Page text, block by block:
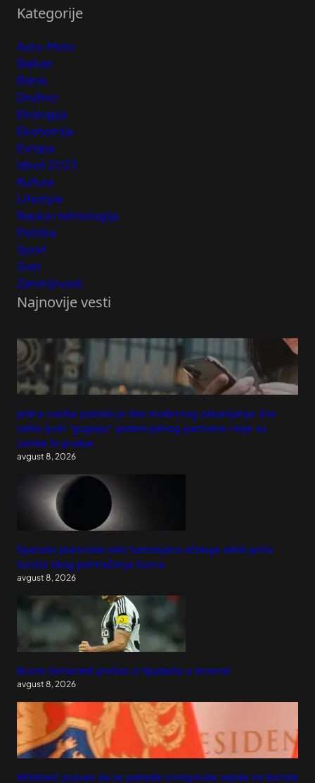
Kategorije
Auto-Moto
Balkan
Biznis
Društvo
Ekologija
Ekonomija
Evropa
Izbori 2023
Kultura
Lifestyle
Nauka i tehnologija
Politika
Sport
Svet
Zanimljivosti
Najnovije vesti
Jedna navika postala je deo modernog zabavljanja: Evo
zašto ljudi "guglaju" potencijalnog partnera i koje su
zamke te prakse
avgust 8, 2026
Špansko planinsko selo Somosijera očekuje veliki priliv
turista zbog pomračenja Sunca
avgust 8, 2026
Bruno Gimaraeš prešao iz Njukasla u Arsenal
avgust 8, 2026
Milatović pozvao da se pobede crnogorske vojske ne koriste